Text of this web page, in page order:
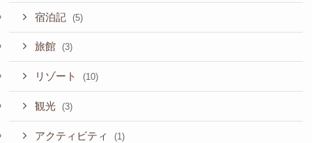
宿泊記 (5)
旅館 (3)
リゾート (10)
観光 (3)
アクティビティ (1)